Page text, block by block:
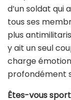
d’un soldat qui
tous ses
plus
y ait un seul
charge
profondément
Êtes-vous